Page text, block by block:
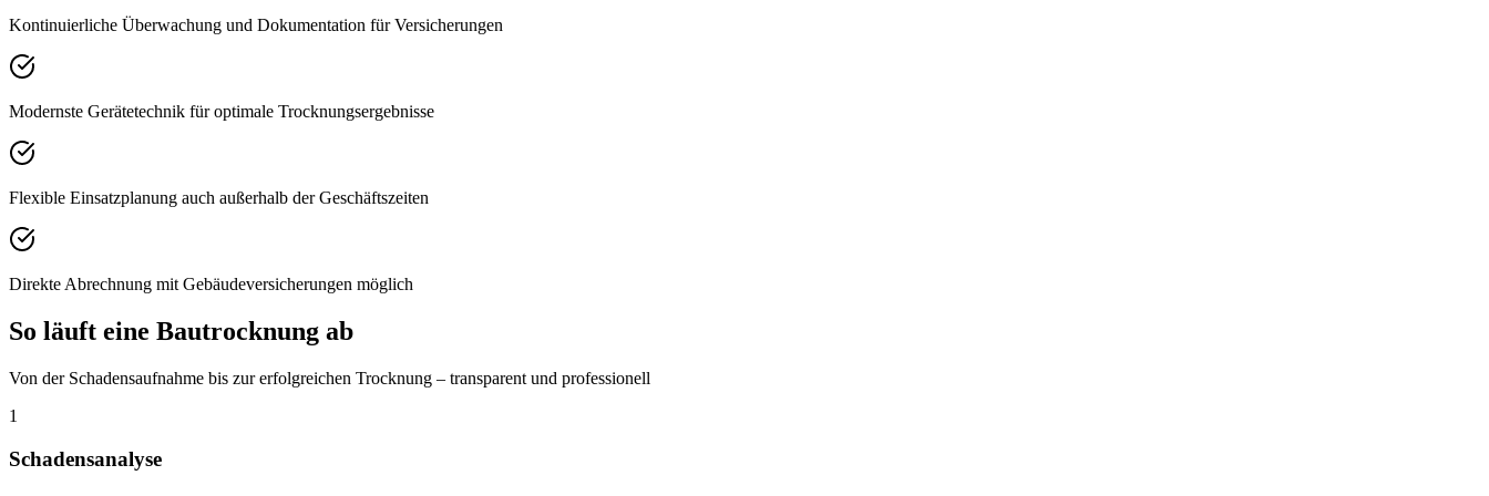
Kontinuierliche Überwachung und Dokumentation für Versicherungen
Modernste Gerätetechnik für optimale Trocknungsergebnisse
Flexible Einsatzplanung auch außerhalb der Geschäftszeiten
Direkte Abrechnung mit Gebäudeversicherungen möglich
So läuft eine Bautrocknung ab
Von der Schadensaufnahme bis zur erfolgreichen Trocknung – transparent und professionell
1
Schadensanalyse